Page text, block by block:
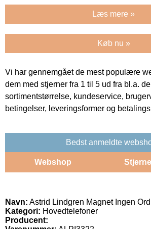
Læs mere »
Køb nu »
Vi har gennemgået de mest populære
dem med stjerner fra 1 til 5 ud fra bl.a.
sortimentstørrelse, kundeservice,
betingelser, leveringsformer og
Bedst anmeldte
Webshop
Navn: Astrid Lindgren Magnet Ingen
Kategori: Hovedtelefoner
Producent: